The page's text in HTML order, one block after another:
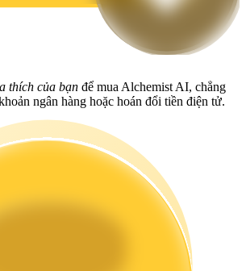
truy cập ngay lập tức
thích của bạn để mua Alchemist AI, chẳng
ngân hàng hoặc hoán đổi tiền điện tử.